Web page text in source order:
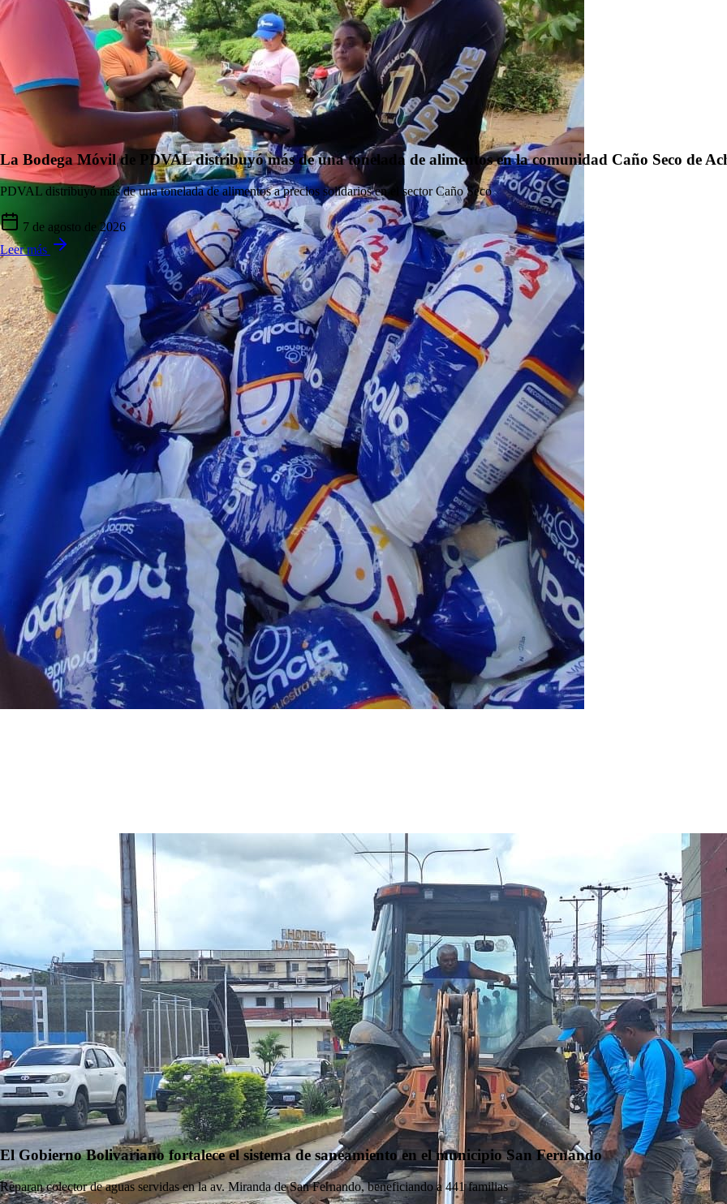
Con más de 6.000 mautes en marcha Apure ratifica su condición de capital llanera del
Apure realizó el arreo de 6.000 mautes, consolidándose como potencia ganadera y agroalimentaria
6 de agosto de 2026
‎La Bodega Móvil de PDVAL distribuyó más de una tonelada de alimentos en la comunidad Caño Seco de
PDVAL distribuyó más de una tonelada de alimentos a precios solidarios en el sector Caño Seco
7 de agosto de 2026
Leer más
El Gobierno Bolivariano fortalece el sistema de saneamiento en el municipio San Fernando
Reparan colector de aguas servidas en la av. Miranda de San Fernando, beneficiando a 441 familias